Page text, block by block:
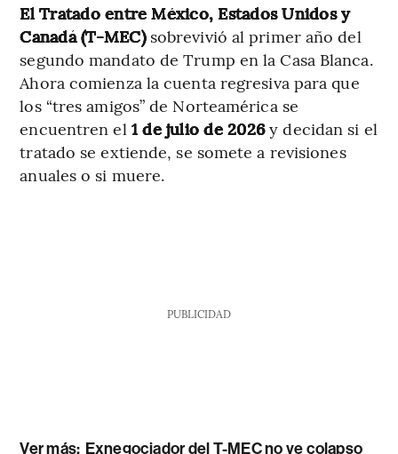
El Tratado entre México, Estados Unidos y
Canadá (T-MEC)sobrevivió al primer año del
segundo mandato de Trump en la Casa Blanca.
Ahora comienza la cuenta regresiva para que
los “tres amigos” de Norteamérica se
encuentren el 1 de julio de 2026y decidan si el
tratado se extiende, se somete a revisiones
anuales o si muere.
PUBLICIDAD
Ver más: Exnegociador del T-MEC no ve colapso